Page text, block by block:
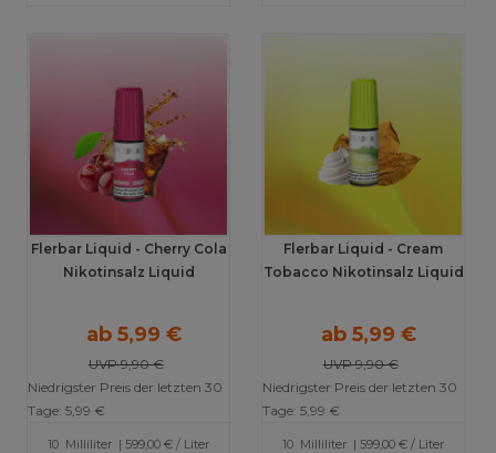
Flerbar Liquid - Cherry Cola
Nikotinsalz Liquid
UVP 9,90 €
ab 5,99 €
Niedrigster Preis der letzten 30
Tage: 5,99 €
10 Milliliter | 599,00 € / Liter
Flerbar Liquid - Cream
Tobacco Nikotinsalz Liquid
UVP 9,90 €
ab 5,99 €
Niedrigster Preis der letzten 30
Tage: 5,99 €
10 Milliliter | 599,00 € / Liter